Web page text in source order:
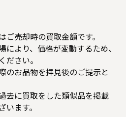
ご売却時の買取金額です。
により、価格が変動するため、
ださい。
のお品物を拝見後のご提示と
去に買取をした類似品を掲載
います。